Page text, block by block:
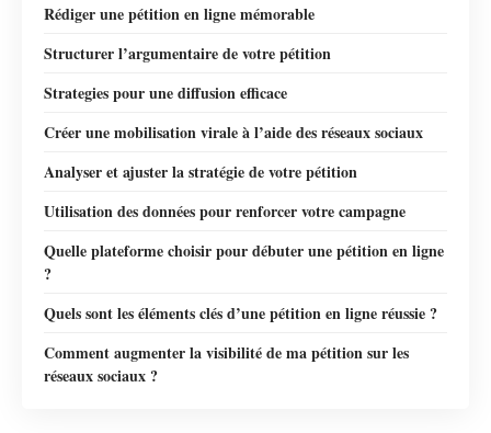
Rédiger une pétition en ligne mémorable
Structurer l’argumentaire de votre pétition
Strategies pour une diffusion efficace
Créer une mobilisation virale à l’aide des réseaux sociaux
Analyser et ajuster la stratégie de votre pétition
Utilisation des données pour renforcer votre campagne
Quelle plateforme choisir pour débuter une pétition en ligne
?
Quels sont les éléments clés d’une pétition en ligne réussie ?
Comment augmenter la visibilité de ma pétition sur les
réseaux sociaux ?